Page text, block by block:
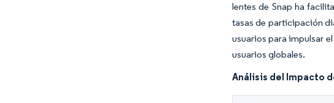
lentes de Snap ha
tasas de participación
usuarios para impulsar
usuarios globales.
Análisis del Impacto